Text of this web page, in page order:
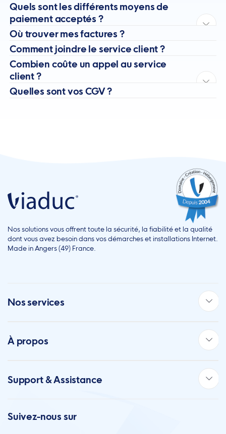
Quels sont les différents moyens de
paiement acceptés ?
Où trouver mes factures ?
Comment joindre le service client ?
Combien coûte un appel au service
client ?
Quelles sont vos CGV ?
Nos solutions vous offrent toute la sécurité, la fiabilité et la qualité
dont vous avez besoin dans vos démarches et installations Internet.
Made in Angers (49) France.
Nos services
À propos
Support & Assistance
Suivez-nous sur